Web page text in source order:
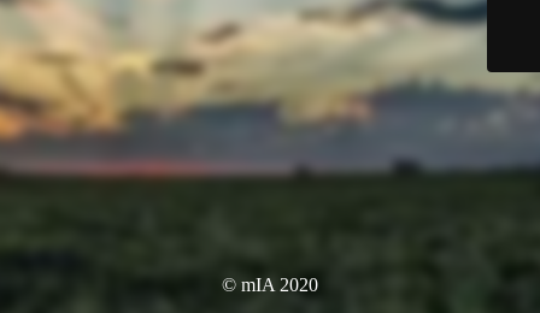
© mIA 2020